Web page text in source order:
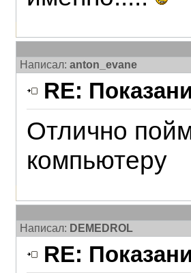
Написал: anton_evane
RE:
Отлично
компьютеру
Написал: DEMEDROL
RE: